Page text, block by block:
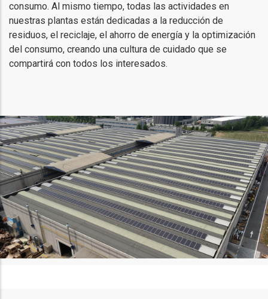
consumo. Al mismo tiempo, todas las actividades en
nuestras plantas están dedicadas a la reducción de
residuos, el reciclaje, el ahorro de energía y la optimización
del consumo, creando una cultura de cuidado que se
compartirá con todos los interesados.